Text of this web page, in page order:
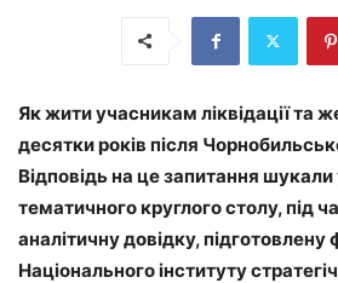
Як жити учасникам ліквідації та
десятки років після
Відповідь на це запитання
тематичного круглого столу, під
аналітичну довідку,
Національного інституту